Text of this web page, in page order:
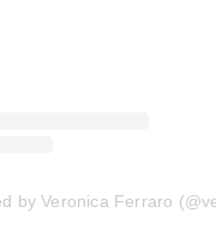
by Veronica Ferraro